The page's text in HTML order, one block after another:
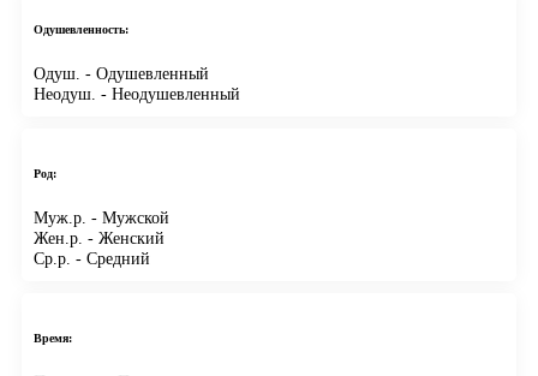
Одушевленность:
Одуш. - Одушевленный
Неодуш. - Неодушевленный
Род:
Муж.р. - Мужской
Жен.р. - Женский
Ср.р. - Средний
Время: